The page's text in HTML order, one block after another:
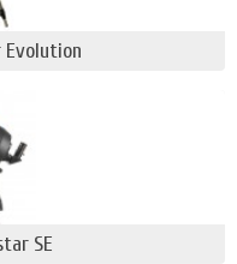
Schmidt-
polyvalents,
présentent surtout
même pour un
transport pour un
également en
optimisés pour
discipline plus
Evolution
SE